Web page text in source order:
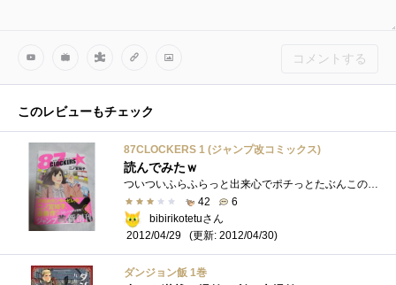
コメントする
このレビューもチェック
87CLOCKERS 1 (ジャンプ改コミックス)
読んでみたｗ
ついついふらふらっと出来心でポチっとたぶんこの猫好きなミケさんのモデルがダックさんなんだろうなぁと。それだけの理由ですw実家を出てか�...
42
6
bibirikotetuさん
2012/04/29
(更新: 2012/04/30)
ダンジョン飯 1巻